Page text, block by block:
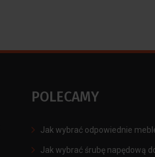
POLECAMY
Jak wybrać odpowiednie
Jak wybrać śrubę napędową